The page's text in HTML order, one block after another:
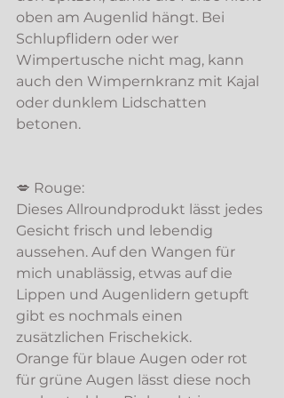
oben am Augenlid hängt. Bei
Schlupflidern oder wer
Wimpertusche nicht mag, kann
auch den Wimpernkranz mit Kajal
oder dunklem Lidschatten
betonen.
💋 Rouge:
Dieses Allroundprodukt lässt jedes
Gesicht frisch und lebendig
aussehen. Auf den Wangen für
mich unablässig, etwas auf die
Lippen und Augenlidern getupft
gibt es nochmals einen
zusätzlichen Frischekick.
Orange für blaue Augen oder rot
für grüne Augen lässt diese noch